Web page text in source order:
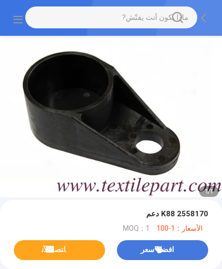
1
/
1
2558170 K88 دعم
الأسعار：1-100 MOQ：1
افضل سعر ﺎﺘﺼﻟ ﺍﻶﻧ